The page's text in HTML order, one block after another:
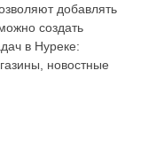
добавлять
создать
в Нуреке:
новостные